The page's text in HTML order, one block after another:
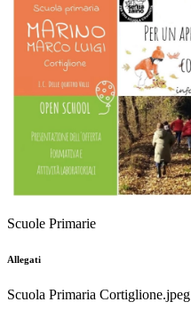
Scuole Primarie
Allegati
Scuola Primaria Cortiglione.jpeg